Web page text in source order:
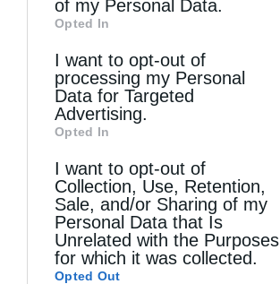
third parties on theIAB’s List of
Downstream Participants
disclose it to other third parties.
of my Personal Data.
Opted In
I want to opt-out of
processing my Personal
Data for Targeted
Advertising.
Opted In
I want to opt-out of
Collection, Use, Retention,
Sale, and/or Sharing of my
Personal Data that Is
Unrelated with the Purposes
for which it was collected.
Opted Out
καιρών, ας...